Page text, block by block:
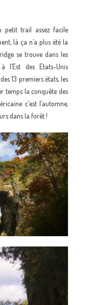
petit trail assez facile
là ça n’a plus été la
se trouve dans les
l’Est des Etats-Unis
13 premiers états, les
temps la conquête des
c’est l’automne,
dans la forêt !